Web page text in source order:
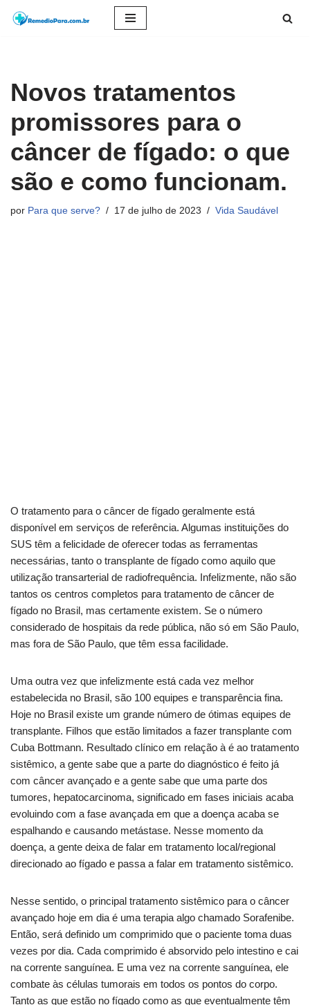
conteúdo
Novos tratamentos
promissores para o
câncer de fígado: o que
são e como funcionam.
por Para que serve? 17 de julho de 2023 Vida Saudável
O tratamento para o câncer de fígado geralmente está
disponível em serviços de referência. Algumas instituições do
SUS têm a felicidade de oferecer todas as ferramentas
necessárias, tanto o transplante de fígado como aquilo que
utilização transarterial de radiofrequência. Infelizmente, não são
tantos os centros completos para tratamento de câncer de
fígado no Brasil, mas certamente existem. Se o número
considerado de hospitais da rede pública, não só em São Paulo,
mas fora de São Paulo, que têm essa facilidade.
Uma outra vez que infelizmente está cada vez melhor
estabelecida no Brasil, são 100 equipes e transparência fina.
Hoje no Brasil existe um grande número de ótimas equipes de
transplante. Filhos que estão limitados a fazer transplante com
Cuba Bottmann. Resultado clínico em relação à é ao tratamento
sistêmico, a gente sabe que a parte do diagnóstico é feito já
com câncer avançado e a gente sabe que uma parte dos
tumores, hepatocarcinoma, significado em fases iniciais acaba
evoluindo com a fase avançada em que a doença acaba se
espalhando e causando metástase. Nesse momento da
doença, a gente deixa de falar em tratamento local/regional
direcionado ao fígado e passa a falar em tratamento sistêmico.
Nesse sentido, o principal tratamento sistêmico para o câncer
avançado hoje em dia é uma terapia algo chamado Sorafenibe.
Então, será definido um comprimido que o paciente toma duas
vezes por dia. Cada comprimido é absorvido pelo intestino e cai
na corrente sanguínea. E uma vez na corrente sanguínea, ele
combate às células tumorais em todos os pontos do corpo.
Tanto as que estão no fígado como as que eventualmente têm